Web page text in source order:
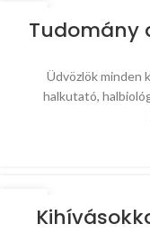
18Tudomány
Üdvözlök minden
halkutató,